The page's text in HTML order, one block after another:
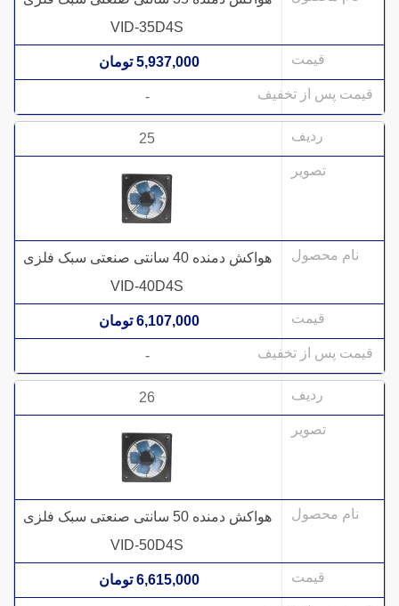
VID-35D4S
5,937,000 تومان
-
25
هواکش دمنده 40 سانتی صنعتی سبک فلزی
VID-40D4S
6,107,000 تومان
-
26
هواکش دمنده 50 سانتی صنعتی سبک فلزی
VID-50D4S
6,615,000 تومان